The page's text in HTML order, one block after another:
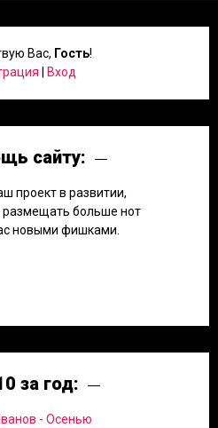
Вас, Гость!
Вход
сайту:
проект в развитии,
больше нот
новыми фишками.
за год:
- Осенью